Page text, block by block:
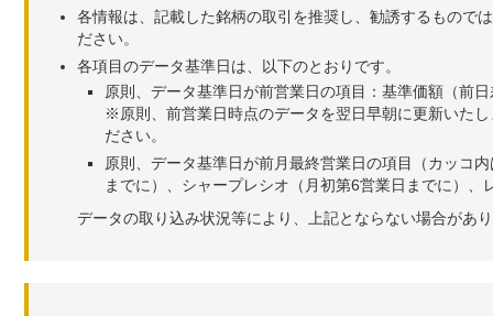
各情報は、記載した銘柄の取引を推奨し、勧誘するもので
ださい。
各項目のデータ基準日は、以下のとおりです。
原則、データ基準日が前営業日の項目：基準価額（前
※原則、前営業日時点のデータを翌日早朝に更新いた
ださい。
原則、データ基準日が前月最終営業日の項目（カッコ
までに）、シャープレシオ（月初第6営業日までに）
データの取り込み状況等により、上記とならない場合があ